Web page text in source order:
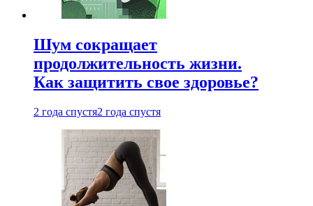
Шум сокращает
продолжительность жизни.
Как защитить свое здоровье?
2 года спустя2 года спустя